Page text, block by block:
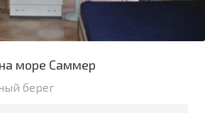
море Саммер
берег